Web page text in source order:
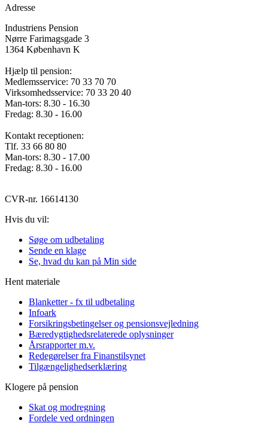
Adresse
Industriens Pension
Nørre Farimagsgade 3
1364 København K
Hjælp til pension:
Medlemsservice: 70 33 70 70
Virksomhedsservice: 70 33 20 40
Man-tors: 8.30 - 16.30
Fredag: 8.30 - 16.00
Kontakt receptionen:
Tlf. 33 66 80 80
Man-tors: 8.30 - 17.00
Fredag: 8.30 - 16.00
CVR-nr. 16614130
Hvis du vil:
Søge om udbetaling
Sende en klage
Se, hvad du kan på Min side
Hent materiale
Blanketter - fx til udbetaling
Infoark
Forsikringsbetingelser og pensionsvejledning
Bæredygtighedsrelaterede oplysninger
Årsrapporter m.v.
Redegørelser fra Finanstilsynet
Tilgængelighedserklæring
Klogere på pension
Skat og modregning
Fordele ved ordningen